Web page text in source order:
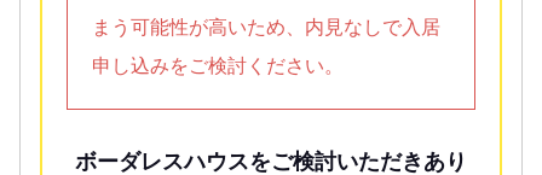
まう可能性が高いため、内見なしで入居
申し込みをご検討ください。
ボーダレスハウスをご検討いただきあり